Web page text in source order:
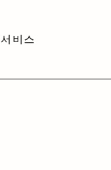
서비스